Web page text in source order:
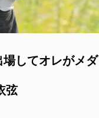
してオレがメダ
弦